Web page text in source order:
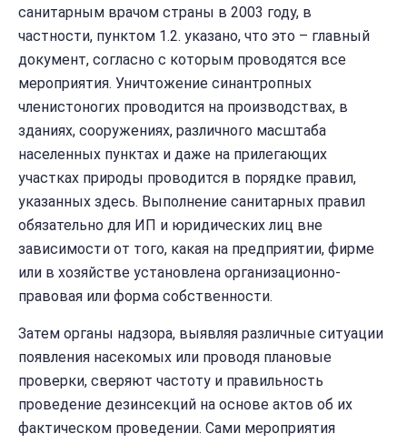
санитарным врачом страны в 2003 году, в
частности, пунктом 1.2. указано, что это – главный
документ, согласно с которым проводятся все
мероприятия. Уничтожение синантропных
членистоногих проводится на производствах, в
зданиях, сооружениях, различного масштаба
населенных пунктах и даже на прилегающих
участках природы проводится в порядке правил,
указанных здесь. Выполнение санитарных правил
обязательно для ИП и юридических лиц вне
зависимости от того, какая на предприятии, фирме
или в хозяйстве установлена организационно-
правовая или форма собственности.
Затем органы надзора, выявляя различные ситуации
появления насекомых или проводя плановые
проверки, сверяют частоту и правильность
проведение дезинсекций на основе актов об их
фактическом проведении. Сами мероприятия